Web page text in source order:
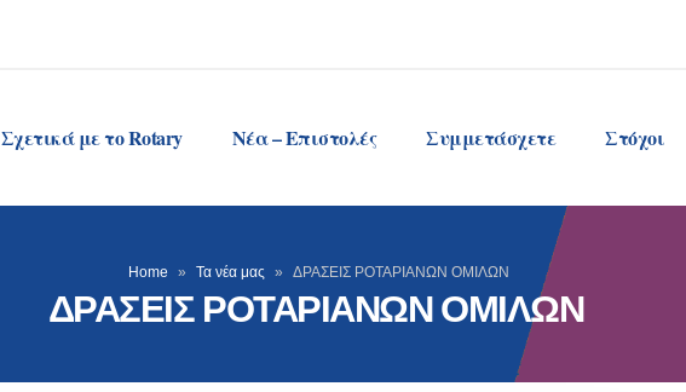
Σχετικά με το Rotary Νέα – Επιστολές Συμμετάσχετε Στόχοι
Home » Τα νέα μας » ΔΡΑΣΕΙΣ ΡΟΤΑΡΙΑΝΩΝ ΟΜΙΛΩΝ
ΔΡΑΣΕΙΣ ΡΟΤΑΡΙΑΝΩΝ ΟΜΙΛΩΝ